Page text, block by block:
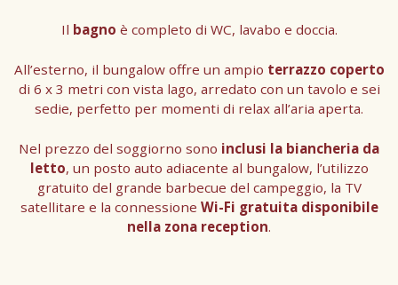
Il bagno è completo di WC, lavabo e doccia.
All’esterno, il bungalow offre un ampio terrazzo coperto
di 6 x 3 metri con vista lago, arredato con un tavolo e sei
sedie, perfetto per momenti di relax all’aria aperta.
Nel prezzo del soggiorno sono inclusi la biancheria da
letto, un posto auto adiacente al bungalow, l’utilizzo
gratuito del grande barbecue del campeggio, la TV
satellitare e la connessione Wi-Fi gratuita disponibile
nella zona reception.